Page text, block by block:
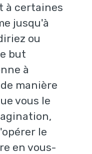
à certaines
jusqu'à
ou
but
à
manière
vous le
le
en vous-